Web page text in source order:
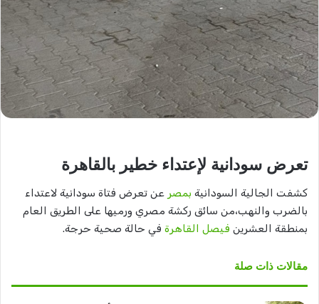
تعرض سودانية لإعتداء خطير بالقاهرة
كشفت الجالية السودانية بمصر عن تعرض فتاة سودانية لاعتداء
بالضرب والنهب،من سائق ركشة مصري ورميها على الطريق العام
بمنطقة العشرين فيصل القاهرة في حالة صحية حرجة.
مقالات ذات صلة